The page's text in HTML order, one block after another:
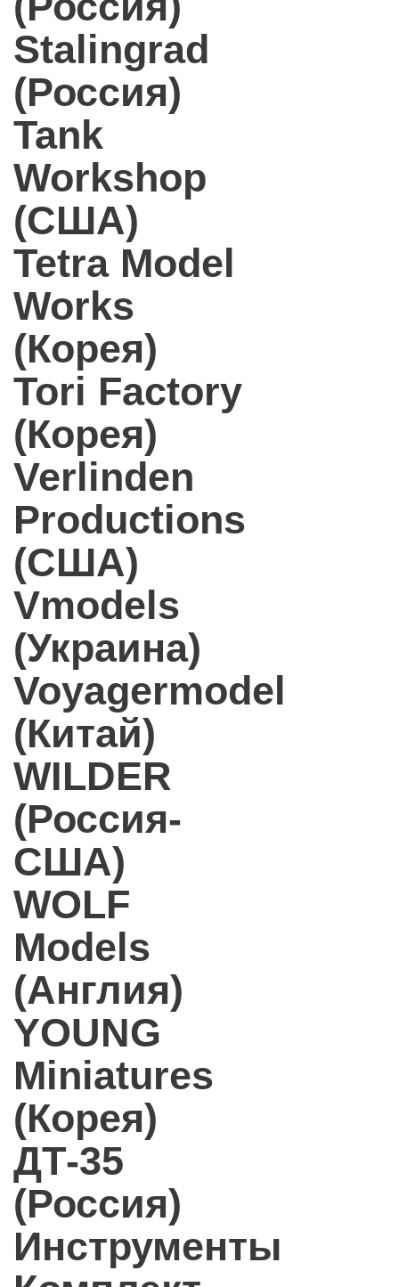
Stalingrad
(Россия)
Tank
Workshop
(США)
Tetra Model
Works
(Корея)
Tori Factory
(Корея)
Verlinden
Productions
(США)
Vmodels
(Украина)
Voyagermodel
(Китай)
WILDER
(Россия-
США)
WOLF
Models
(Англия)
YOUNG
Miniatures
(Корея)
ДТ-35
(Россия)
Инструменты